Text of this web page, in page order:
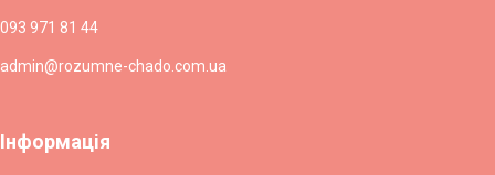
093 971 81 44
admin@rozumne-chado.com.ua
Інформація